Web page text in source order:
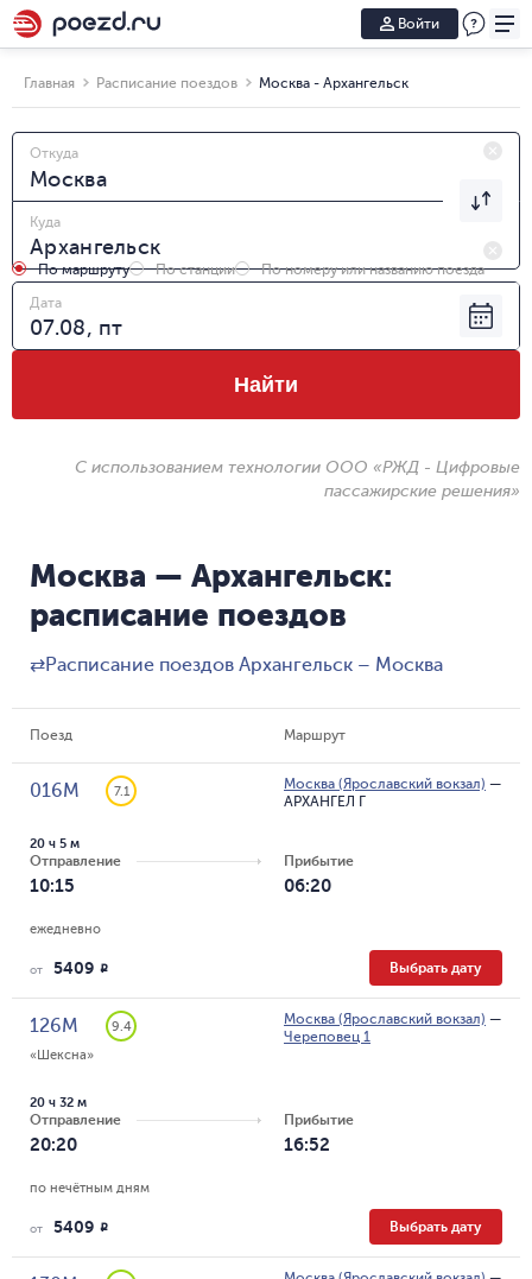
Войти
Главная Расписание поездов Москва - Архангельск
Откуда
Куда
По маршруту По станции
По номеру или названию поезда
Дата
Найти
С использованием технологии ООО «РЖД - Цифровые
пассажирские решения»
Москва — Архангельск:
расписание поездов
⇄Расписание поездов Архангельск – Москва
Поезд Маршрут
016М 7.1 Москва (Ярославский вокзал) —
АРХАНГЕЛ Г
Отправление
10:15
20 ч 5 м
Прибытие
06:20
ежедневно
от 5409 R Выбрать дату
126М
9.4
«Шексна»
Москва (Ярославский вокзал) —
Череповец 1
Отправление
20:20
20 ч 32 м
Прибытие
16:52
по нечётным дням
от 5409 R Выбрать дату